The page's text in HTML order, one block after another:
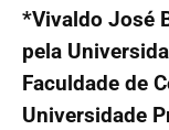
*Vivaldo José
pela
Faculdade de
Universidade